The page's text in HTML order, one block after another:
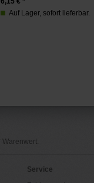
Auf Lager, sofort lieferbar.
Service